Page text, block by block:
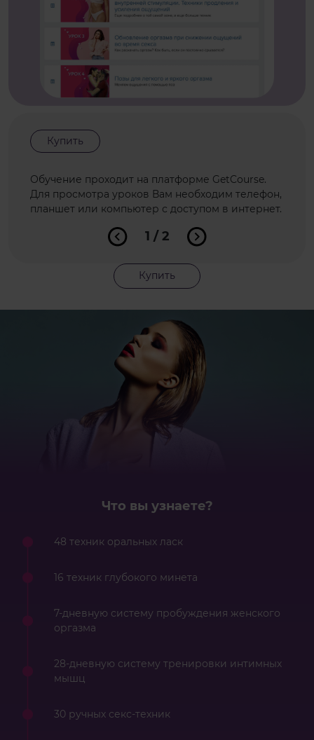
Купить
Обучение проходит на платформе GetCourse.
Для просмотра уроков Вам необходим телефон,
планшет или компьютер с доступом в интернет.
1 / 2
Купить
Что вы узнаете?
48 техник оральных ласк
16 техник глубокого минета
7-дневную систему пробуждения женского
оргазма
28-дневную систему тренировки интимных
мышц
30 ручных секс-техник